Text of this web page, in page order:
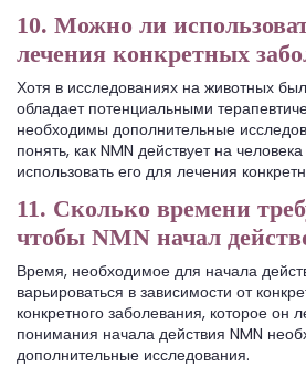
10. Можно ли
лечения конкретных
Хотя в исследованиях на животных
обладает потенциальными
необходимы дополнительные
понять, как NMN действует на
использовать его для лечения
11. Сколько времени
чтобы NMN начал
Время, необходимое для начала
варьироваться в зависимости от
конкретного заболевания, которое он
понимания начала действия NMN
дополнительные исследования.